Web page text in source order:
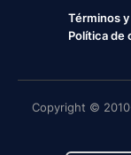
Términos
Política de
Copyright ©